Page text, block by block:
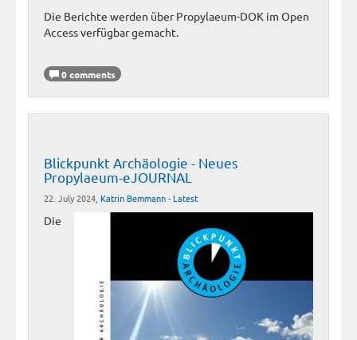
Die Berichte werden über Propylaeum-DOK im Open
Access verfügbar gemacht.
0 comments
Blickpunkt Archäologie - Neues
Propylaeum-eJOURNAL
22. July 2024, Katrin Bemmann- Latest
Die